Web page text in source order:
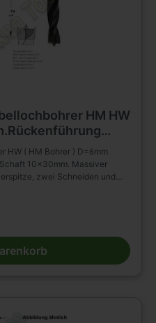
HM HW
HW ( HM Bohrer ) D=6mm
10x30mm. Massiver
zwei Schneiden und
Zylinderschaft
Zum Einsatz in
Sacklöchern in Massivholz,
auch in beschichteter
verbesserte Zentrierung